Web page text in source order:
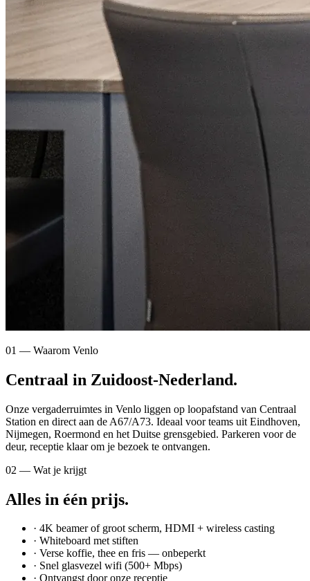
01 — Waarom Venlo
Centraal in Zuidoost-Nederland.
Onze vergaderruimtes in Venlo liggen op loopafstand van Centraal
Station en direct aan de A67/A73. Ideaal voor teams uit Eindhoven,
Nijmegen, Roermond en het Duitse grensgebied. Parkeren voor de
deur, receptie klaar om je bezoek te ontvangen.
02 — Wat je krijgt
Alles in één prijs.
· 4K beamer of groot scherm, HDMI + wireless casting
· Whiteboard met stiften
· Verse koffie, thee en fris — onbeperkt
· Snel glasvezel wifi (500+ Mbps)
· Ontvangst door onze receptie